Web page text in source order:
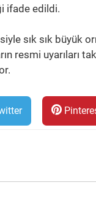
ifade edildi.
sık sık büyük
resmi uyarıları